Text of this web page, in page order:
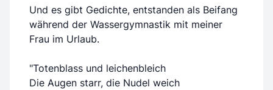
Und es gibt Gedichte, entstanden als Beifang
während der Wassergymnastik mit meiner
Frau im Urlaub.
"Totenblass und leichenbleich
Die Augen starr, die Nudel weich